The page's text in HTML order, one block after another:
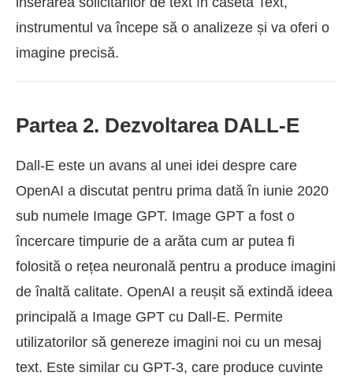
instrumentul va începe să o analizeze și va oferi o
imagine precisă.
Partea 2. Dezvoltarea DALL-E
Dall-E este un avans al unei idei despre care
OpenAI a discutat pentru prima dată în iunie 2020
sub numele Image GPT. Image GPT a fost o
încercare timpurie de a arăta cum ar putea fi
folosită o rețea neuronală pentru a produce imagini
de înaltă calitate. OpenAI a reușit să extindă ideea
principală a Image GPT cu Dall-E. Permite
utilizatorilor să genereze imagini noi cu un mesaj
text. Este similar cu GPT-3, care produce cuvinte